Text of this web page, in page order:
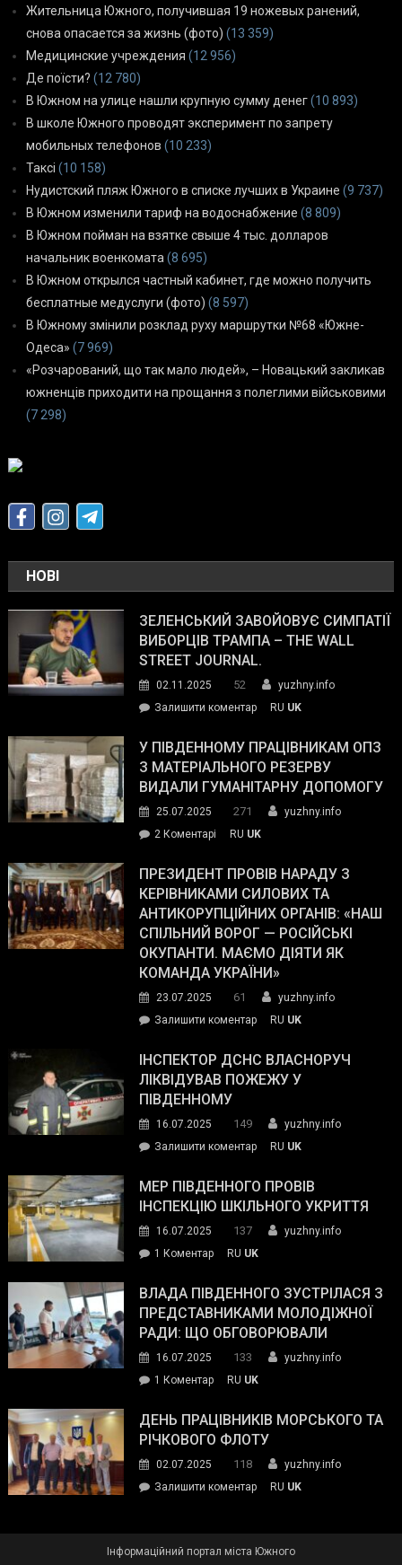
Жительница Южного, получившая 19 ножевых ранений,
снова опасается за жизнь (фото) (13 359)
Медицинские учреждения (12 956)
Де поїсти? (12 780)
В Южном на улице нашли крупную сумму денег(10 893)
В школе Южного проводят эксперимент по запрету
мобильных телефонов (10 233)
Таксі (10 158)
Нудистский пляж Южного в списке лучших в Украине (9 737)
В Южном изменили тариф на водоснабжение (8 809)
В Южном пойман на взятке свыше 4 тыс. долларов
начальник военкомата (8 695)
В Южном открылся частный кабинет, где можно получить
бесплатные медуслуги (фото) (8 597)
В Южному змінили розклад руху маршрутки №68 «Южне-
Одеса» (7 969)
«Розчарований, що так мало людей», – Новацький закликав
южненців приходити на прощання з полеглими військовими
(7 298)
НОВІ
ЗЕЛЕНСЬКИЙ ЗАВОЙОВУЄ СИМПАТІЇ
ВИБОРЦІВ ТРАМПА – THE WALL
STREET JOURNAL.
02.11.2025 52
yuzhny.info
Залишити коментарon
завойовує
симпатії
виборців
The
Street
Journal.
RU UK
У ПІВДЕННОМУ ПРАЦІВНИКАМ ОПЗ
З МАТЕРІАЛЬНОГО РЕЗЕРВУ
ВИДАЛИ ГУМАНІТАРНУ ДОПОМОГУ
25.07.2025 271
yuzhny.info
2 Коментарі
Південному
працівникам
ОПЗ
з
матеріального
резерву
гуманітарну
допомогу
RU UK
ПРЕЗИДЕНТ ПРОВІВ НАРАДУ З
КЕРІВНИКАМИ СИЛОВИХ ТА
АНТИКОРУПЦІЙНИХ ОРГАНІВ: «НАШ
СПІЛЬНИЙ ВОРОГ — РОСІЙСЬКІ
ОКУПАНТИ. МАЄМО ДІЯТИ ЯК
КОМАНДА УКРАЇНИ»
23.07.2025 61
yuzhny.info
Залишити коментарon
провів
нараду
силових
та
органів:
«Наш
спільний
окупанти.
Маємо
діяти
команда
RU UK
ІНСПЕКТОР ДСНС ВЛАСНОРУЧ
ЛІКВІДУВАВ ПОЖЕЖУ У
ПІВДЕННОМУ
16.07.2025 149
yuzhny.info
Залишити коментарon
ДСНС
власноруч
пожежу
у
RU UK
МЕР ПІВДЕННОГО ПРОВІВ
ІНСПЕКЦІЮ ШКІЛЬНОГО УКРИТТЯ
16.07.2025 137
yuzhny.info
1 Коментардо
Південного
провів
інспекцію
укриття
RU UK
ВЛАДА ПІВДЕННОГО ЗУСТРІЛАСЯ З
ПРЕДСТАВНИКАМИ МОЛОДІЖНОЇ
РАДИ: ЩО ОБГОВОРЮВАЛИ
16.07.2025 133
yuzhny.info
1 Коментардо
Південного
зустрілася
представниками
молодіжної
обговорювали
RU UK
ДЕНЬ ПРАЦІВНИКІВ МОРСЬКОГО ТА
РІЧКОВОГО ФЛОТУ
02.07.2025 118
yuzhny.info
Залишити коментарon
RU UK
Інформаційний портал міста Южного